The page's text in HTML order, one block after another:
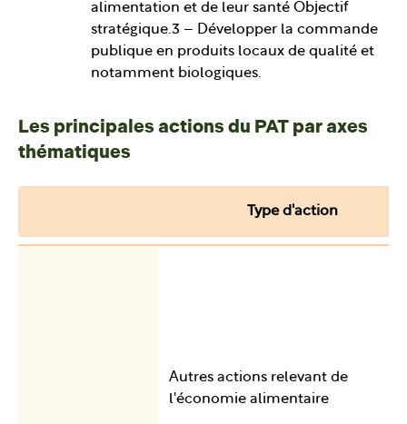
alimentation et de leur santé Objectif
stratégique.3 – Développer la commande
publique en produits locaux de qualité et
notamment biologiques.
Les principales actions du PAT par axes
thématiques
Type d'action
Autres actions relevant de
l'économie alimentaire